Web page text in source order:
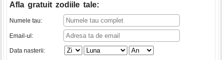
Afla gratuit zodiile tale:
Numele tau:
Email-ul:
Data nasterii: